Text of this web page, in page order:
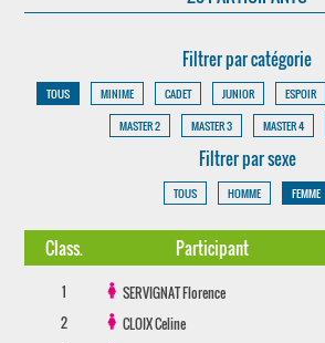
Filtrer par catégorie
TOUS MINIME CADET JUNIOR ESPOIR
MASTER 2
MASTER 3 MASTER 4
Filtrer par sexe
TOUS HOMME FEMME
Class. Participant
1 SERVIGNATFlorence
2
CLOIXCeline